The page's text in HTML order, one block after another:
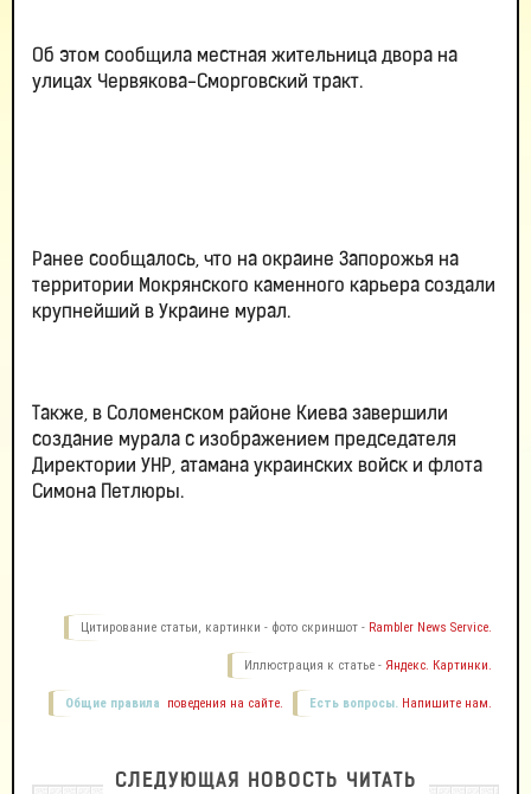
Об этом сообщила местная жительница двора на
улицах Червякова-Сморговский тракт.
Ранее сообщалось, что на окраине Запорожья на
территории Мокрянского каменного карьера создали
крупнейший в Украине мурал.
Также, в Соломенском районе Киева завершили
создание мурала с изображением председателя
Директории УНР, атамана украинских войск и флота
Симона Петлюры.
Цитирование статьи, картинки - фото скриншот - Rambler News Service.
Иллюстрация к статье - Яндекс. Картинки.
Есть вопросы. Напишите нам.
Общие правила поведения на сайте.
СЛЕДУЮЩАЯ НОВОСТЬ ЧИТАТЬ